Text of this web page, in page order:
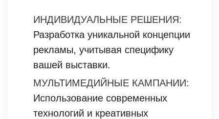
ИНДИВИДУАЛЬНЫЕ РЕШЕНИЯ:
Разработка уникальной концепции
рекламы, учитывая специфику
вашей выставки.
МУЛЬТИМЕДИЙНЫЕ КАМПАНИИ:
Использование современных
технологий и креативных